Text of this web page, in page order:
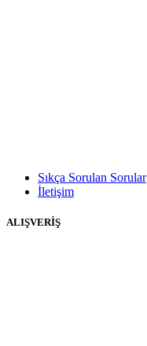
Sıkça Sorulan Sorular
İletişim
ALIŞVERİŞ